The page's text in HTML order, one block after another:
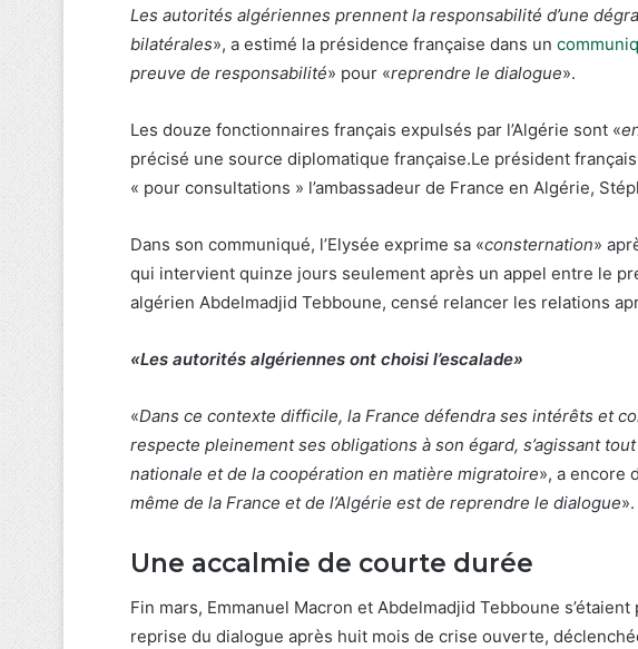
Les autorités algériennes prennent la responsabilité d’une
bilatérales», a estimé la présidence française dans un
preuve de responsabilité» pour «reprendre le dialogue».
Les douze fonctionnaires français expulsés par l’Algérie sont «
précisé une source diplomatique française.Le président
« pour consultations » l’ambassadeur de France en Algérie,
Dans son communiqué, l’Elysée exprime sa «consternation»
qui intervient quinze jours seulement après un appel entre le
algérien Abdelmadjid Tebboune, censé relancer les relations
«Les autorités algériennes ont choisi l’escalade»
«Dans ce contexte difficile, la France défendra ses intérêts et
respecte pleinement ses obligations à son égard, s’agissant
nationale et de la coopération en matière migratoire», a encore
même de la France et de l’Algérie est de reprendre le dialogue».
Une accalmie de courte durée
Fin mars, Emmanuel Macron et Abdelmadjid Tebboune
reprise du dialogue après huit mois de crise ouverte,